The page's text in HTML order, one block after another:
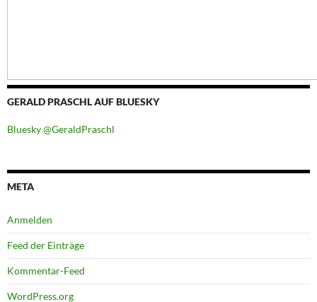
GERALD PRASCHL AUF BLUESKY
Bluesky @GeraldPraschl
META
Anmelden
Feed der Einträge
Kommentar-Feed
WordPress.org